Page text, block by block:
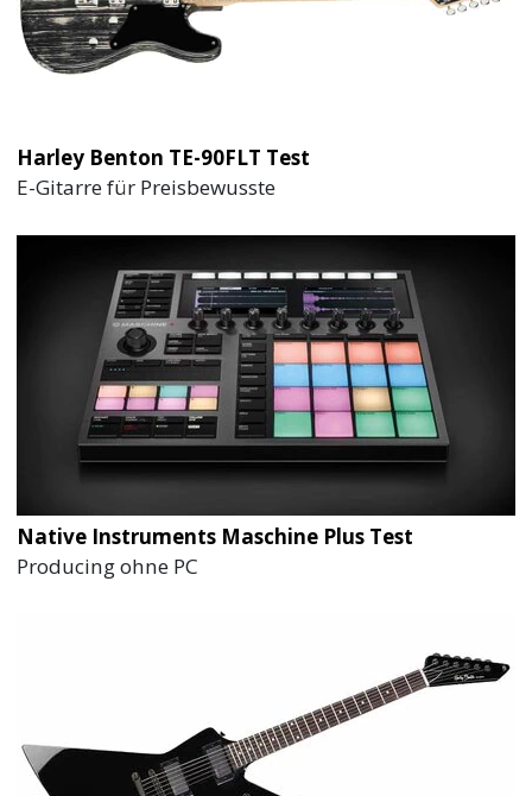
Harley Benton TE-90FLT Test
E-Gitarre für Preisbewusste
Native Instruments Maschine Plus Test
Producing ohne PC